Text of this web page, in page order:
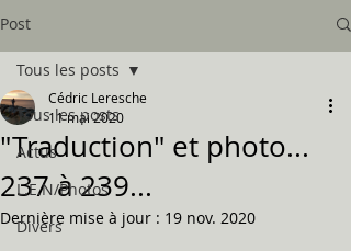
Post
Tous les posts
Actus
L.E.N/Photos
Divers
Tous les posts
"Traduction" et photo...
237 à 239...
Cédric Leresche
11 mai 2020
Dernière mise à jour : 19 nov. 2020